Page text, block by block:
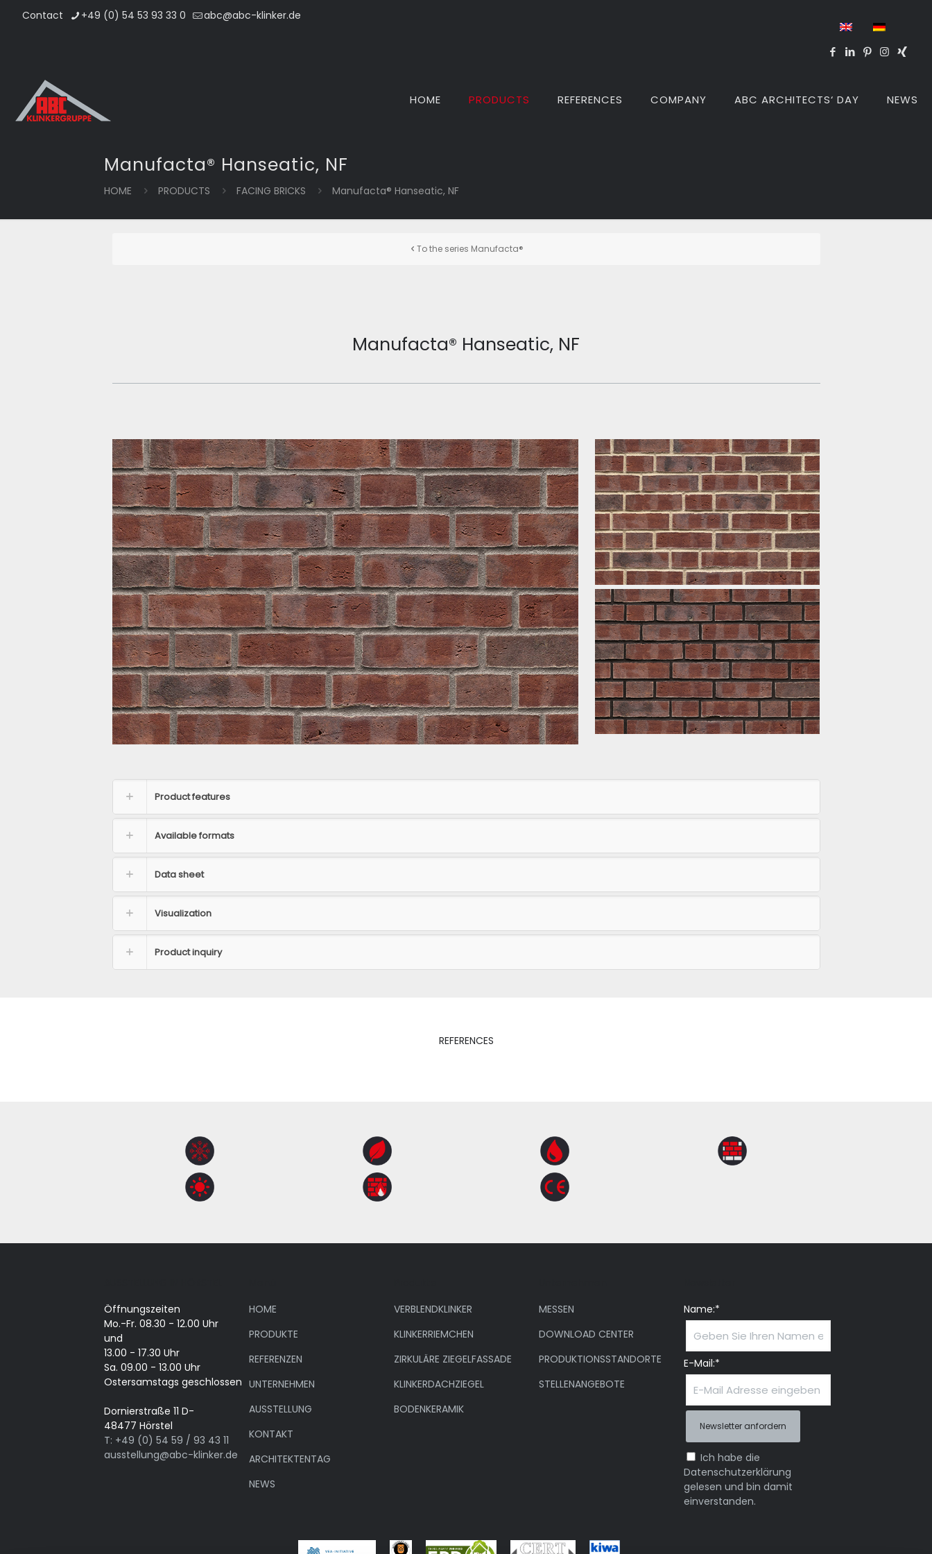
Contact +49 (0) 54 53 93 33 0 abc@abc-klinker.de
HOME PRODUCTS REFERENCES COMPANY ABC ARCHITECTS‘ DAY NEWS
Manufacta® Hanseatic, NF
HOME PRODUCTS FACING BRICKS Manufacta® Hanseatic, NF
To the series Manufacta®
Manufacta® Hanseatic, NF
Product features
Available formats
Data sheet
Visualization
Product inquiry
REFERENCES
Öffnungszeiten
Mo.-Fr. 08.30 - 12.00 Uhr
und
13.00 - 17.30 Uhr
Sa. 09.00 - 13.00 Uhr
Ostersamstags geschlossen
Dornierstraße 11 D-
48477 Hörstel
T: +49 (0) 54 59 / 93 43 11
ausstellung@abc-klinker.de
HOME
PRODUKTE
REFERENZEN
UNTERNEHMEN
AUSSTELLUNG
KONTAKT
ARCHITEKTENTAG
NEWS
VERBLENDKLINKER
KLINKERRIEMCHEN
ZIRKULÄRE ZIEGELFASSADE
KLINKERDACHZIEGEL
BODENKERAMIK
MESSEN
DOWNLOAD CENTER
PRODUKTIONSSTANDORTE
STELLENANGEBOTE
Name:*
E-Mail:*
Ich habe die
Datenschutzerklärung
gelesen und bin damit
einverstanden.